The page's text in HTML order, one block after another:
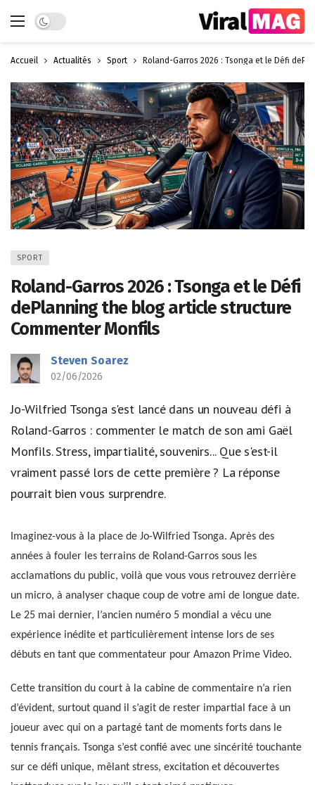
Dark mode
Accueil Actualités Sport Roland-Garros 2026 : Tsonga et le Défi
SPORT
Roland-Garros 2026 : Tsonga et le Défi
dePlanning the blog article structure
Commenter Monfils
Steven Soarez
02/06/2026
Jo-Wilfried Tsonga s'est lancé dans un nouveau défi à
Roland-Garros : commenter le match de son ami Gaël
Monfils. Stress, impartialité, souvenirs... Que s'est-il
vraiment passé lors de cette première ? La réponse
pourrait bien vous surprendre.
Imaginez-vous à la place de Jo-Wilfried Tsonga. Après des
années à fouler les terrains de Roland-Garros sous les
acclamations du public, voilà que vous vous retrouvez derrière
un micro, à analyser chaque coup de votre ami de longue date.
Le 25 mai dernier, l’ancien numéro 5 mondial a vécu une
expérience inédite et particulièrement intense lors de ses
débuts en tant que commentateur pour Amazon Prime Video.
Cette transition du court à la cabine de commentaire n’a rien
d’évident, surtout quand il s’agit de rester impartial face à un
joueur avec qui on a partagé tant de moments forts dans le
tennis français. Tsonga s’est confié avec une sincérité touchante
sur ce défi unique, mêlant stress, excitation et découvertes